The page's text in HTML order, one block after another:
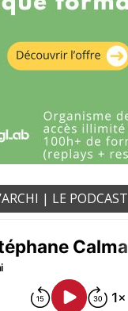
| LE PODCAST